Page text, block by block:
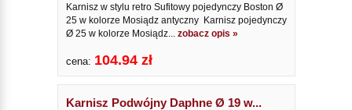
Karnisz w stylu retro Sufitowy pojedynczy Boston Ø
25 w kolorze Mosiądz antyczny Karnisz pojedynczy
Ø 25 w kolorze Mosiądz... zobacz opis »
cena: 104.94 zł
Karnisz Podwójny Daphne Ø 19 w...